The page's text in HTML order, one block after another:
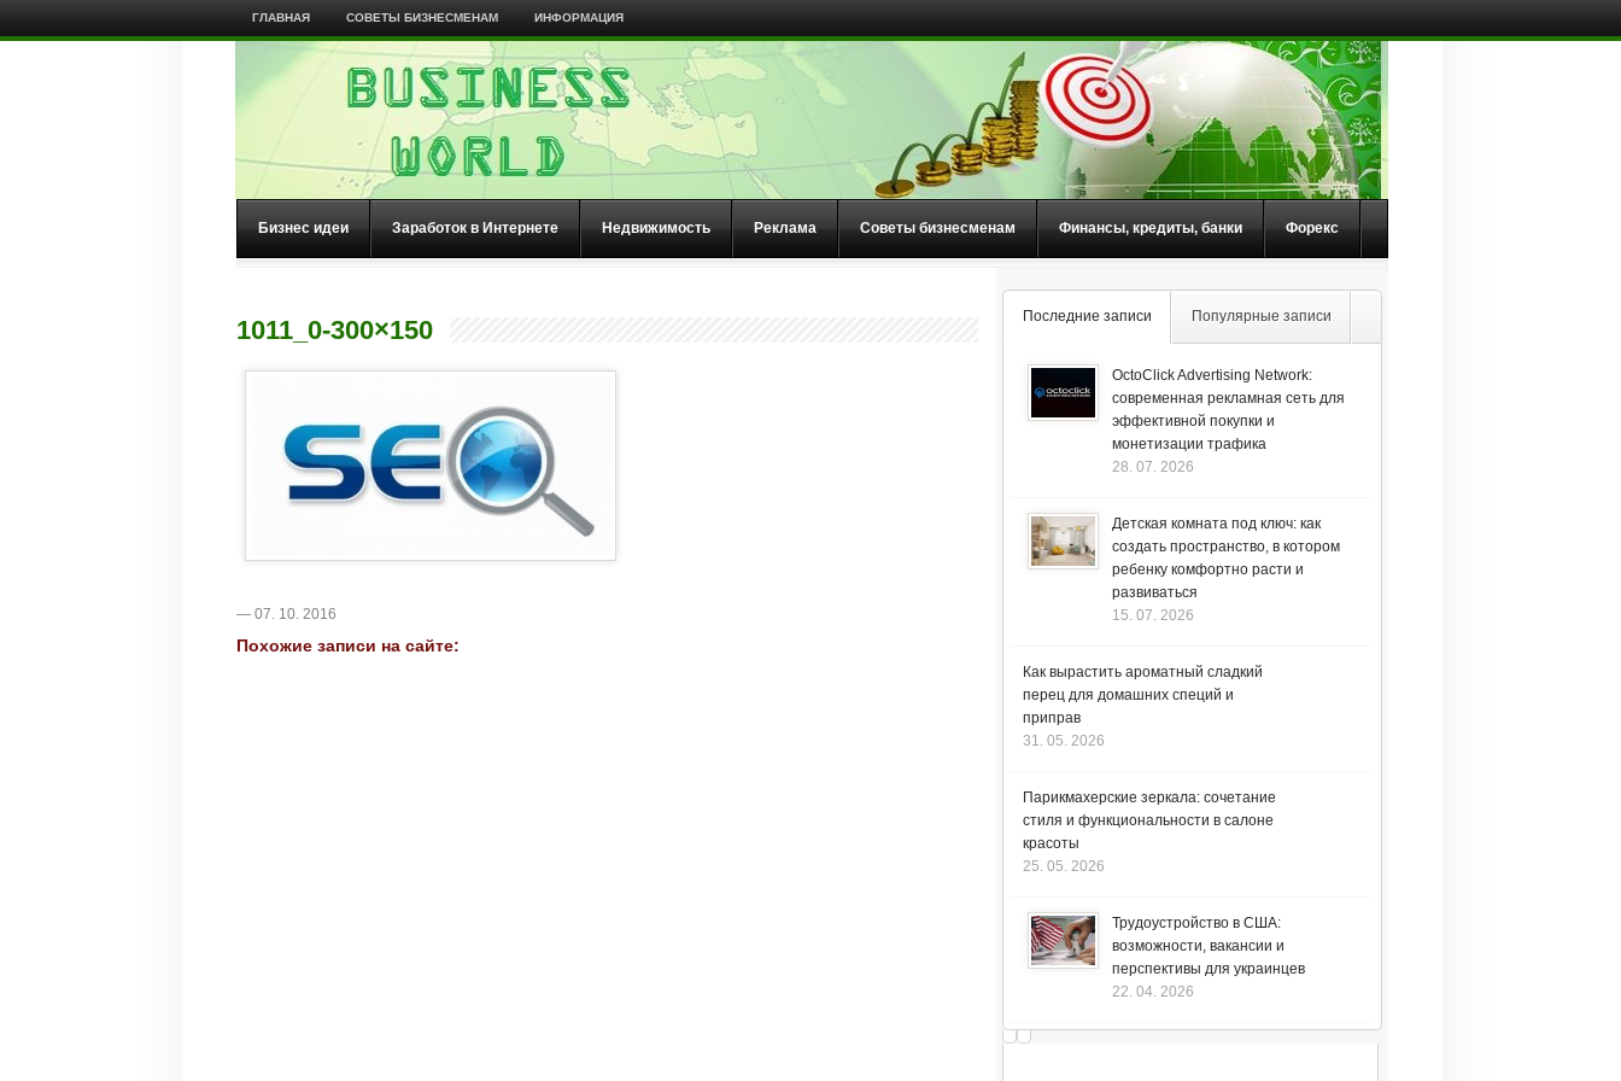
ГЛАВНАЯ СОВЕТЫ БИЗНЕСМЕНАМ ИНФОРМАЦИЯ
Бизнес идеи Заработок в Интернете Недвижимость Реклама Советы бизнесменам Финансы, кредиты, банки Форекс
1011_0-300×150
— 07. 10. 2016
Похожие записи на сайте:
Последние записи Популярные записи
OctoClick Advertising Network:
современная рекламная сеть для
эффективной покупки и
монетизации трафика
28. 07. 2026
Детская комната под ключ: как
создать пространство, в котором
ребенку комфортно расти и
развиваться
15. 07. 2026
Как вырастить ароматный сладкий
перец для домашних специй и
приправ
31. 05. 2026
Парикмахерские зеркала: сочетание
стиля и функциональности в салоне
красоты
25. 05. 2026
Трудоустройство в США:
возможности, вакансии и
перспективы для украинцев
22. 04. 2026